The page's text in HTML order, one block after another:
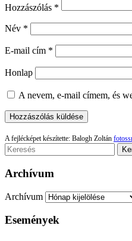
Hozzászólás *
Név *
E-mail cím *
Honlap
A nevem, e-mail címem, és
A fejlécképet készítette: Balogh Zoltán
Archívum
Archívum
Események